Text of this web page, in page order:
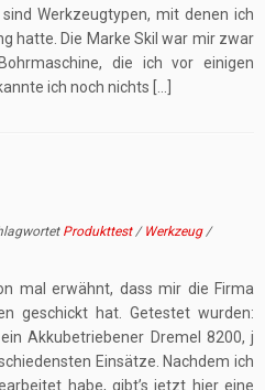
Werkzeugtypen, mit denen ich
hatte. Die Marke Skil war mir zwar
die ich vor einigen
ich noch nichts […]
Produkttest/ Werkzeug/
mal erwähnt, dass mir die Firma
geschickt hat. Getestet wurden:
Akkubetriebener Dremel 8200, j
Einsätze. Nachdem ich
habe, gibt’s jetzt hier eine